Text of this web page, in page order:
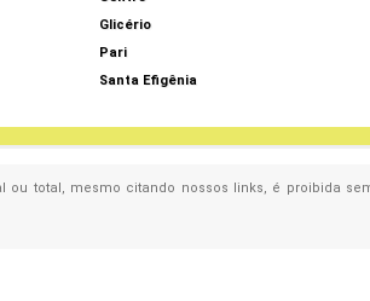
Glicério
Pari
Santa Efigênia
ou total, mesmo citando nossos links, é proibida